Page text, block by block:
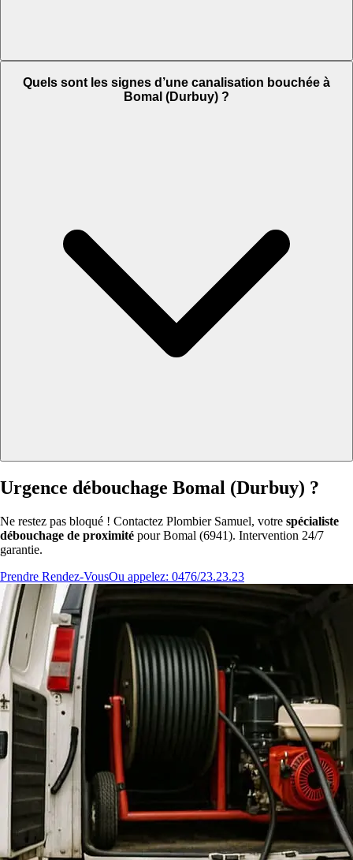
Quels sont les signes d’une canalisation bouchée à
Bomal (Durbuy) ?
Urgence débouchage Bomal (Durbuy) ?
Ne restez pas bloqué ! Contactez Plombier Samuel, votre spécialiste
débouchage de proximité pour Bomal (6941). Intervention 24/7
garantie.
Prendre Rendez-VousOu appelez: 0476/23.23.23